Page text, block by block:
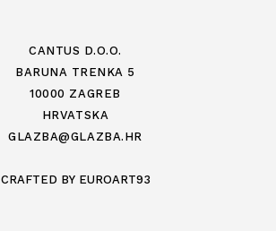
CANTUS D.O.O.
BARUNA TRENKA 5
10000 ZAGREB
HRVATSKA
GLAZBA@GLAZBA.HR
CRAFTED BY EUROART93